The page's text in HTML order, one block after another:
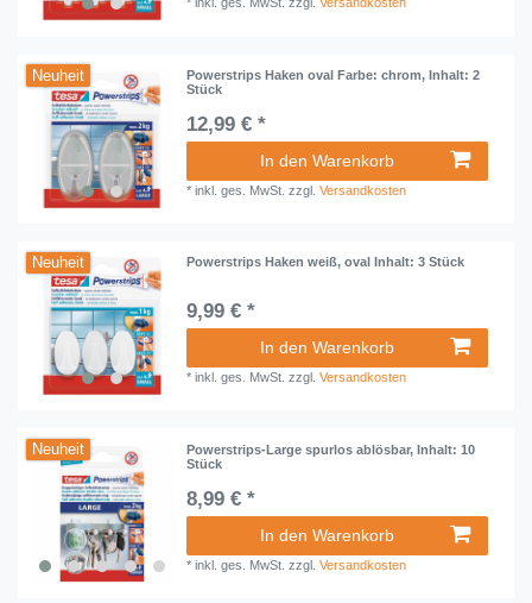
*inkl. ges. MwSt. zzgl.Versandkosten
Neuheit
Powerstrips Haken oval Farbe: chrom, Inhalt: 2
Stück
12,99 € *
In den Warenkorb
*inkl. ges. MwSt. zzgl.Versandkosten
Neuheit Powerstrips Haken weiß, oval Inhalt: 3 Stück
9,99 € *
In den Warenkorb
*inkl. ges. MwSt. zzgl.Versandkosten
Neuheit
Powerstrips-Large spurlos ablösbar, Inhalt: 10
Stück
8,99 € *
In den Warenkorb
*inkl. ges. MwSt. zzgl.Versandkosten